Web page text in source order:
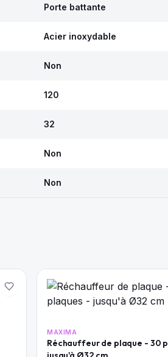
Porte battante
Acier inoxydable
Non
120
32
Non
Non
MAXIMA
Réchauffeur de plaque - 30